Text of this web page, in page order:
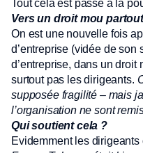
Tout cela est passé à la
Vers un droit mou partout
On est une nouvelle fois
d’entreprise (vidée de son
d’entreprise, dans un droit
surtout pas les dirigeants.
supposée fragilité – mais
l’organisation ne sont
Qui soutient cela ?
Evidemment les